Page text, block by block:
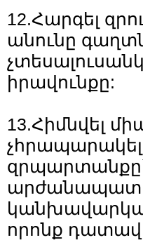
12.Հարգել
անունը
իրավունքը:
13.Հիմնվել
չհրապարակել
զրպարտանքը`
որոնք